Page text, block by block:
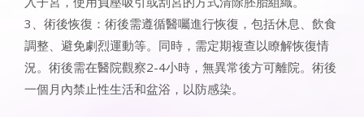
3、術後恢復：術後需遵循醫囑進行恢復，包括休息、飲食
調整、避免劇烈運動等。同時，需定期複查以瞭解恢復情
況。術後需在醫院觀察2-4小時，無異常後方可離院。術後
一個月內禁止性生活和盆浴，以防感染。